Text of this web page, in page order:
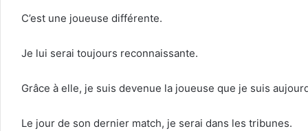
C’est une joueuse différente.
Je lui serai toujours reconnaissante.
Grâce à elle, je suis devenue la joueuse que je suis
Le jour de son dernier match, je serai dans les tribunes.